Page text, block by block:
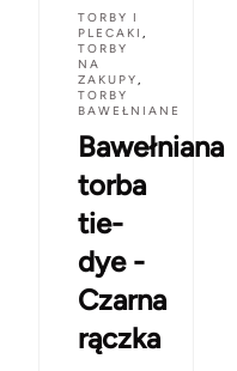
TORBY I
PLECAKI ,
TORBY
NA
ZAKUPY,
TORBY
BAWEŁNIANE
Bawełniana
torba
tie-
dye -
Czarna
rączka